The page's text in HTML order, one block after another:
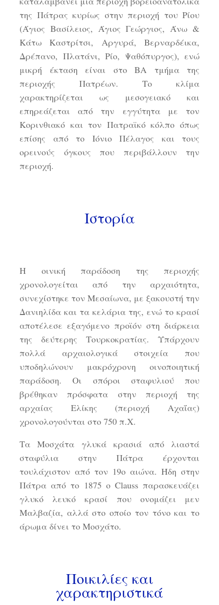
της Πάτρας κυρίως στην περιοχή του Ρίου
(Άγιος Βασίλειος, Άγιος Γεώργιος, Άνω &
Κάτω Καστρίτσι, Αργυρά, Βερναρδέικα,
Δρέπανο, Πλατάνι, Ρίο, Ψαθόπυργος), ενώ
μικρή έκταση είναι στο ΒΑ τμήμα της
περιοχής Πατρέων. Το κλίμα
χαρακτηρίζεται ως μεσογειακό και
επηρεάζεται από την εγγύτητα με τον
Κορινθιακό και τον Πατραϊκό κόλπο όπως
επίσης από το Ιόνιο Πέλαγος και τους
ορεινούς όγκους που περιβάλλουν την
περιοχή.
Ιστορία
Η οινική παράδοση της περιοχής
χρονολογείται από την αρχαιότητα,
συνεχίστηκε τον Μεσαίωνα, με ξακουστή την
Δανιηλίδα και τα κελάρια της, ενώ το κρασί
αποτέλεσε εξαγόμενο προϊόν στη διάρκεια
της δεύτερης Τουρκοκρατίας. Υπάρχουν
πολλά αρχαιολογικά στοιχεία που
υποδηλώνουν μακρόχρονη οινοποιητική
παράδοση. Οι σπόροι σταφυλιού που
βρέθηκαν πρόσφατα στην περιοχή της
αρχαίας Ελίκης (περιοχή Αχαΐας)
χρονολογούνται στο 750 π.Χ.
Τα Μοσχάτα γλυκά κρασιά από λιαστά
σταφύλια στην Πάτρα έρχονται
τουλάχιστον από τον 19ο αιώνα. Ήδη στην
Πάτρα από το 1875 ο Clauss παρασκευάζει
γλυκό λευκό κρασί που ονομάζει μεν
Μαλβαζία, αλλά στο οποίο τον τόνο και το
άρωμα δίνει το Μοσχάτο.
Ποικιλίες και
χαρακτηριστικά